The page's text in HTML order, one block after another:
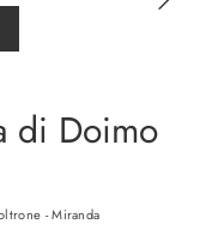
di Doimo
-Miranda